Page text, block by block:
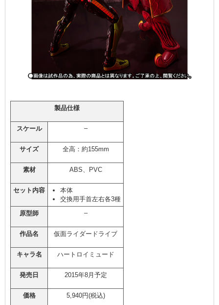
製品仕様
スケール –
サイズ 全高：約155mm
素材 ABS、PVC
セット内容
本体
交換用手首左右各3種
原型師
–
作品名 仮面ライダードライブ
キャラ名 ハートロイミュード
発売日 2015年8月予定
価格 5,940円(税込)